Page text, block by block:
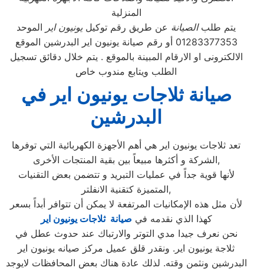
المنزلية
يتم طلبالصيانة عن طريق رقم توكيل يونيون اير الموحد
01283377353 أو رقم صيانة يونيون اير البدرشين الموقع
الالكترونى او الارقام المبينة بالموقع . يتم خلال دقائق تسجيل
الطلب ويتابع مندوب خاص
صيانة ثلاجات يونيون اير في
البدرشين
تعد ثلاجات يونيون اير هي أهم الأجهزة الكهربائية التي توفرها
الشركة و أكثرها مبيعاً بين بقية المنتجات الأخرى,
لأنها قوية جداً في عمليات التبريد و تتضمن بعض التقنيات
المتميزة كتقنية الانفلتر,
لأن مثل هذه الإمكانيات المرتفعة لا يمكن أن تتوافر أبداً بسعر
كهذا الذي نقدمه في صيانة ثلاجات يونيون اير
نحن نعرف جيدا مدي التوتر والارتباك عند حدوث عطل في
ثلاجة يونيون اير. ونقدر قلق عميل مركز صيانه يونيون اير
البدرشين ونثمن وقته. لذلك عادة هناك بعض المحافظات لايوجد